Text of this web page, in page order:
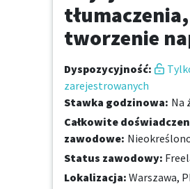
tłumaczenia,
tworzenie
Dyspozycyjność:
zarejestrowanych
Stawka godzinowa: Na
Całkowite
zawodowe:
Status zawodowy:
Lokalizacja: Warszawa,